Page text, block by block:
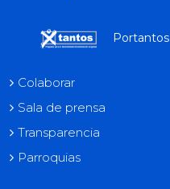
Portantos
Colaborar
Sala de prensa
Transparencia
Parroquias